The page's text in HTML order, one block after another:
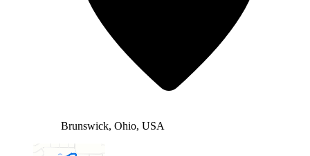
Brunswick, Ohio, USA